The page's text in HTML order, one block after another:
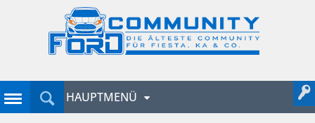
HAUPTMENÜ